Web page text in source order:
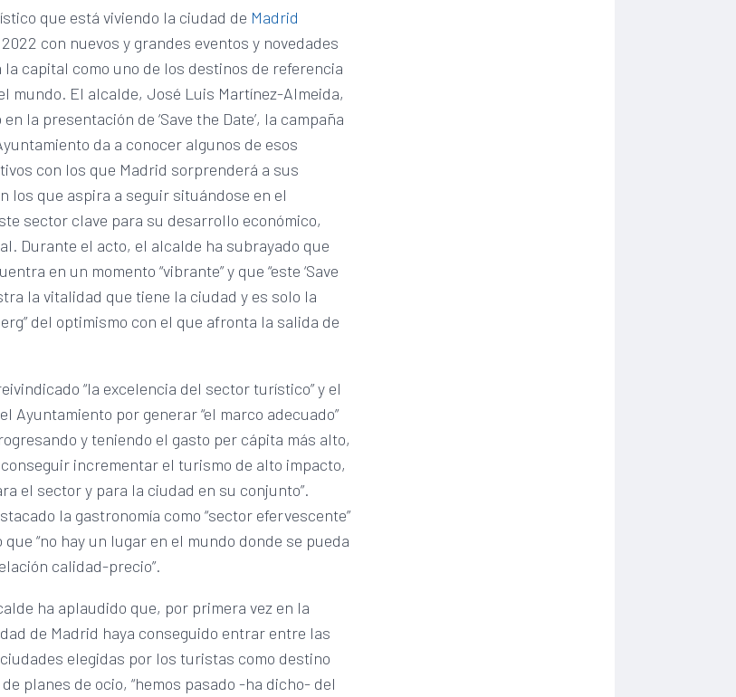
que está viviendo la ciudad de Madrid
con nuevos y grandes eventos y novedades
la capital como uno de los destinos de referencia
mundo. El alcalde, José Luis Martínez-Almeida,
la presentación de ‘Save the Date’, la campaña
da a conocer algunos de esos
con los que Madrid sorprenderá a sus
los que aspira a seguir situándose en el
sector clave para su desarrollo económico,
Durante el acto, el alcalde ha subrayado que
en un momento “vibrante” y que “este ‘Save
la vitalidad que tiene la ciudad y es solo la
del optimismo con el que afronta la salida de
“la excelencia del sector turístico” y el
Ayuntamiento por generar “el marco adecuado”
y teniendo el gasto per cápita más alto,
incrementar el turismo de alto impacto,
el sector y para la ciudad en su conjunto”.
la gastronomía como “sector efervescente”
“no hay un lugar en el mundo donde se pueda
calidad-precio”.
ha aplaudido que, por primera vez en la
de Madrid haya conseguido entrar entre las
elegidas por los turistas como destino
planes de ocio, “hemos pasado -ha dicho- del